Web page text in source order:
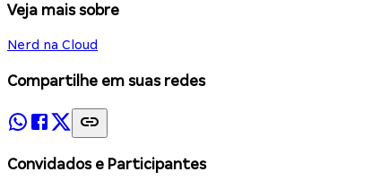
Veja mais sobre
Nerd na Cloud
Compartilhe em suas redes
Convidados e Participantes